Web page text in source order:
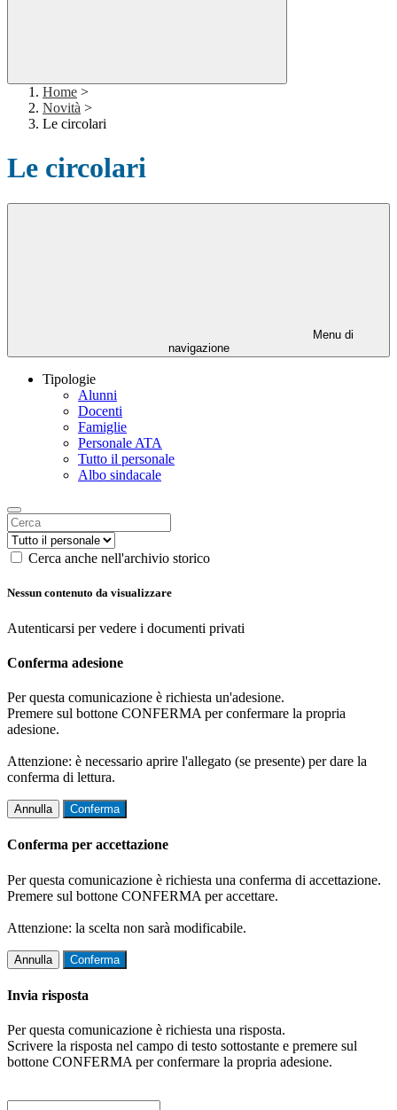
Home >
Novità >
Le circolari
Le circolari
Menu di
navigazione
Tipologie
Alunni
Docenti
Famiglie
Personale ATA
Tutto il personale
Albo sindacale
Cerca anche nell'archivio storico
Nessun contenuto da visualizzare
Autenticarsi per vedere i documenti privati
Conferma adesione
Per questa comunicazione è richiesta un'adesione.
Premere sul bottone CONFERMA per confermare la propria
adesione.
Attenzione: è necessario aprire l'allegato (se presente) per dare la
conferma di lettura.
Annulla Conferma
Conferma per accettazione
Per questa comunicazione è richiesta una conferma di accettazione.
Premere sul bottone CONFERMA per accettare.
Attenzione: la scelta non sarà modificabile.
Annulla Conferma
Invia risposta
Per questa comunicazione è richiesta una risposta.
Scrivere la risposta nel campo di testo sottostante e premere sul
bottone CONFERMA per confermare la propria adesione.